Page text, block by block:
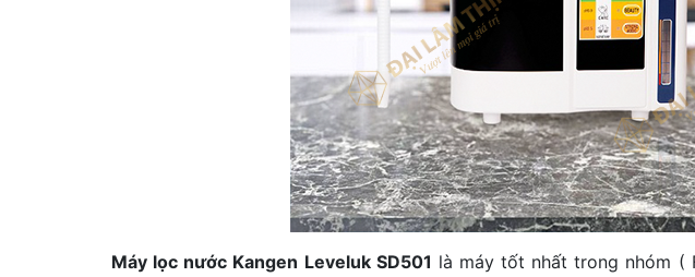
Máy lọc nước Kangen Leveluk SD501 là máy tốt nhất trong nhóm (